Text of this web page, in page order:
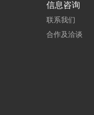
信息咨询
联系我们
合作及洽谈